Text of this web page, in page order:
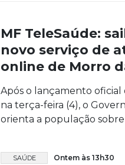
MF TeleSaúde:
novo serviço de
online de Morro
Após o lançamento oficial
na terça-feira (4), o
orienta a população
SAÚDE Ontem às 13h30